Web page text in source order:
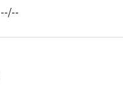
--/--